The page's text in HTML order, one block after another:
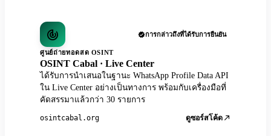
การกล่าวถึงที่ได้รับการยืนยัน
ศูนย์ถ่ายทอดสด OSINT
OSINT Cabal · Live Center
ได้รับการนำเสนอในฐานะ WhatsApp Profile Data API
ใน Live Center อย่างเป็นทางการ พร้อมกับเครื่องมือที่
คัดสรรมาแล้วกว่า 30 รายการ
osintcabal.org ดูซอร์สโค้ด